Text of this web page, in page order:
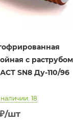
с раструбом
SN8 Ду-110/96
18
₽/шт